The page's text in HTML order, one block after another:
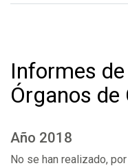
Informes
Órganos
Año 2018
No se han realizado,